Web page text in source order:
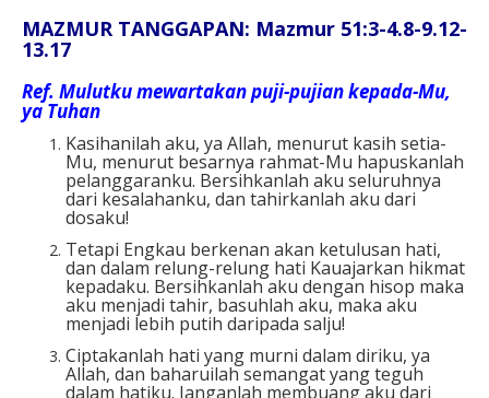
MAZMUR TANGGAPAN: Mazmur 51:3-4.8-9.12-
13.17
Ref. Mulutku mewartakan puji-pujian kepada-Mu,
ya Tuhan
Kasihanilah aku, ya Allah, menurut kasih setia-
Mu, menurut besarnya rahmat-Mu hapuskanlah
pelanggaranku. Bersihkanlah aku seluruhnya
dari kesalahanku, dan tahirkanlah aku dari
dosaku!
Tetapi Engkau berkenan akan ketulusan hati,
dan dalam relung-relung hati Kauajarkan hikmat
kepadaku. Bersihkanlah aku dengan hisop maka
aku menjadi tahir, basuhlah aku, maka aku
menjadi lebih putih daripada salju!
Ciptakanlah hati yang murni dalam diriku, ya
Allah, dan baharuilah semangat yang teguh
dalam hatiku. Janganlah membuang aku dari